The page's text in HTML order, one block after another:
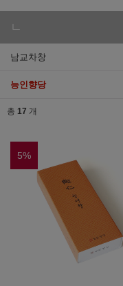
ㄴ
남교차창
능인향당
총 17 개
5%